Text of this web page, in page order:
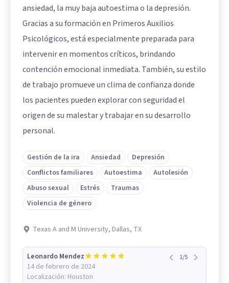
ansiedad, la muy baja autoestima o la depresión.
Gracias a su formación en Primeros Auxilios
Psicológicos, está especialmente preparada para
intervenir en momentos críticos, brindando
contención emocional inmediata. También, su estilo
de trabajo promueve un clima de confianza donde
los pacientes pueden explorar con seguridad el
origen de su malestar y trabajar en su desarrollo
personal.
Gestión de la ira Ansiedad
Depresión
Conflictos familiares
Autoestima
Autolesión
Abuso sexual
Estrés
Traumas
Violencia de género
Texas A and M University, Dallas, TX
Leonardo Mendez
14 de febrero de 2024
Localización: Houston
1/5